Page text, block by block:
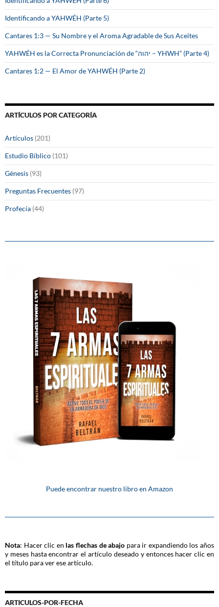
Identificando a YAHWÉH (Parte 5)
Cantares 1:3 — Su Nombre y el Aroma Agradable de Sus Aceites
YAHWÉH es la Correcta Pronunciación de “יהוה – YHWH” (Parte 4)
Cantares 1:2 — El Amor de YAHWÉH (Parte 2)
ARTÍCULOS POR CATEGORÍA
Artículos (201)
Estudio Bíblico (101)
Génesis (93)
Preguntas Frecuentes (97)
Profecía (44)
Puede encontrar nuestro libro en Amazon
Nota: Hacer clic en las flechas de abajo para ir expandiendo los años
y meses hasta encontrar el artículo deseado y entonces hacer clic en
el título para ver ese artículo.
ARTICULOS-POR-FECHA